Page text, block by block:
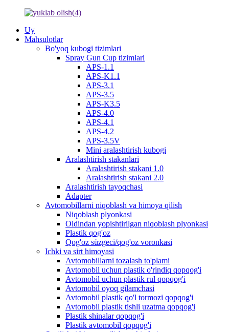
Uy
Mahsulotlar
Bo'yoq kubogi tizimlari
Spray Gun Cup tizimlari
APS-1.1
APS-K1.1
APS-3.1
APS-3.5
APS-K3.5
APS-4.0
APS-4.1
APS-4.2
APS-3.5V
Mini aralashtirish kubogi
Aralashtirish stakanlari
Aralashtirish stakani 1.0
Aralashtirish stakani 2.0
Aralashtirish tayoqchasi
Adapter
Avtomobillarni niqoblash va himoya qilish
Niqoblash plyonkasi
Oldindan yopishtirilgan niqoblash plyonkasi
Plastik qog'oz
Qog'oz süzgeci/qog'oz voronkasi
Ichki va sirt himoyasi
Avtomobillarni tozalash to'plami
Avtomobil uchun plastik o'rindiq qopqog'i
Avtomobil uchun plastik rul qopqog'i
Avtomobil oyoq gilamchasi
Avtomobil plastik qo'l tormozi qopqog'i
Avtomobil plastik tishli uzatma qopqog'i
Plastik shinalar qopqog'i
Plastik avtomobil qopqog'i